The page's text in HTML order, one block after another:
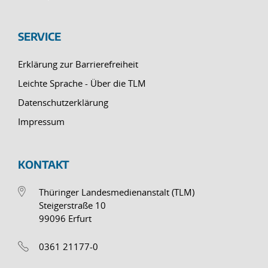
SERVICE
Erklärung zur Barrierefreiheit
Leichte Sprache - Über die TLM
Datenschutzerklärung
Impressum
KONTAKT
Thüringer Landesmedienanstalt (TLM)
Steigerstraße 10
99096 Erfurt
0361 21177-0